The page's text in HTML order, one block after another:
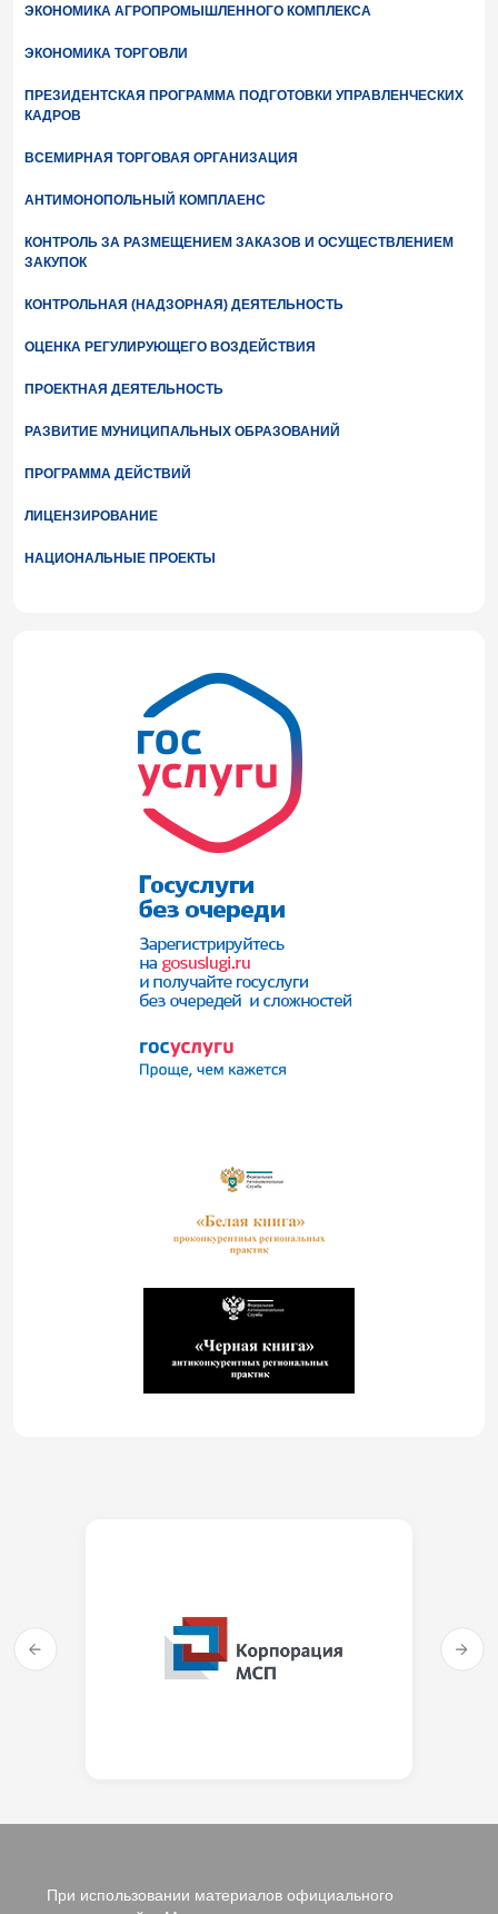
ЭКОНОМИКА АГРОПРОМЫШЛЕННОГО КОМПЛЕКСА
ЭКОНОМИКА ТОРГОВЛИ
ПРЕЗИДЕНТСКАЯ ПРОГРАММА ПОДГОТОВКИ УПРАВЛЕНЧЕСКИХ
КАДРОВ
ВСЕМИРНАЯ ТОРГОВАЯ ОРГАНИЗАЦИЯ
АНТИМОНОПОЛЬНЫЙ КОМПЛАЕНС
КОНТРОЛЬ ЗА РАЗМЕЩЕНИЕМ ЗАКАЗОВ И ОСУЩЕСТВЛЕНИЕМ
ЗАКУПОК
КОНТРОЛЬНАЯ (НАДЗОРНАЯ) ДЕЯТЕЛЬНОСТЬ
ОЦЕНКА РЕГУЛИРУЮЩЕГО ВОЗДЕЙСТВИЯ
ПРОЕКТНАЯ ДЕЯТЕЛЬНОСТЬ
РАЗВИТИЕ МУНИЦИПАЛЬНЫХ ОБРАЗОВАНИЙ
ПРОГРАММА ДЕЙСТВИЙ
ЛИЦЕНЗИРОВАНИЕ
НАЦИОНАЛЬНЫЕ ПРОЕКТЫ
При использовании материалов официального